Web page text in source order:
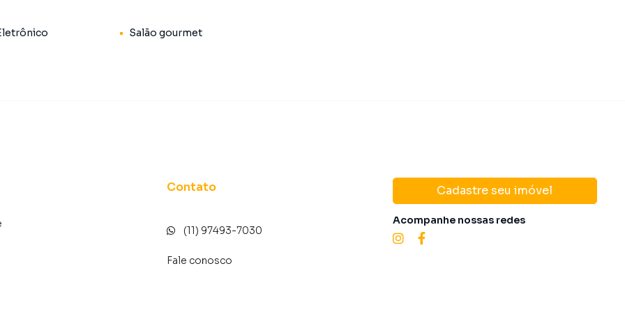
famílias
praticidade
Salão gourmet
Contato
(11) 97493-7030
Fale conosco
Cadastre seu imóvel
Acompanhe nossas redes